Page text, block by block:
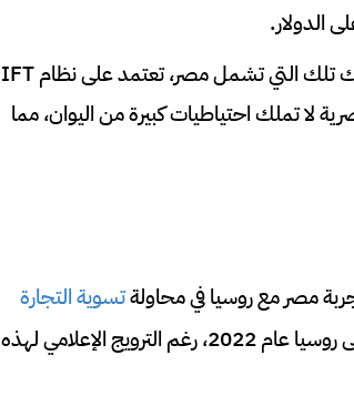
الدولار.
لا تملك احتياطيات كبيرة من اليوان، مما
مصر مع روسيا في محاولةتسوية التجارة
بعد فرض العقوبات الغربية على روسيا عام 2022، رغم الترويج الإعلامي لهذه